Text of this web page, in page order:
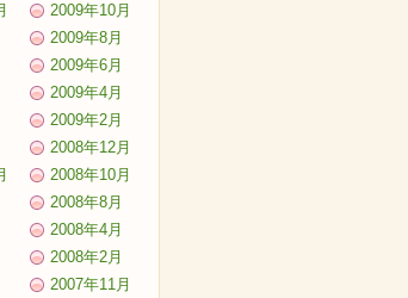
2009年10月
2009年8月
2009年6月
2009年4月
2009年2月
2008年12月
2008年10月
2008年8月
2008年4月
2008年2月
2007年11月